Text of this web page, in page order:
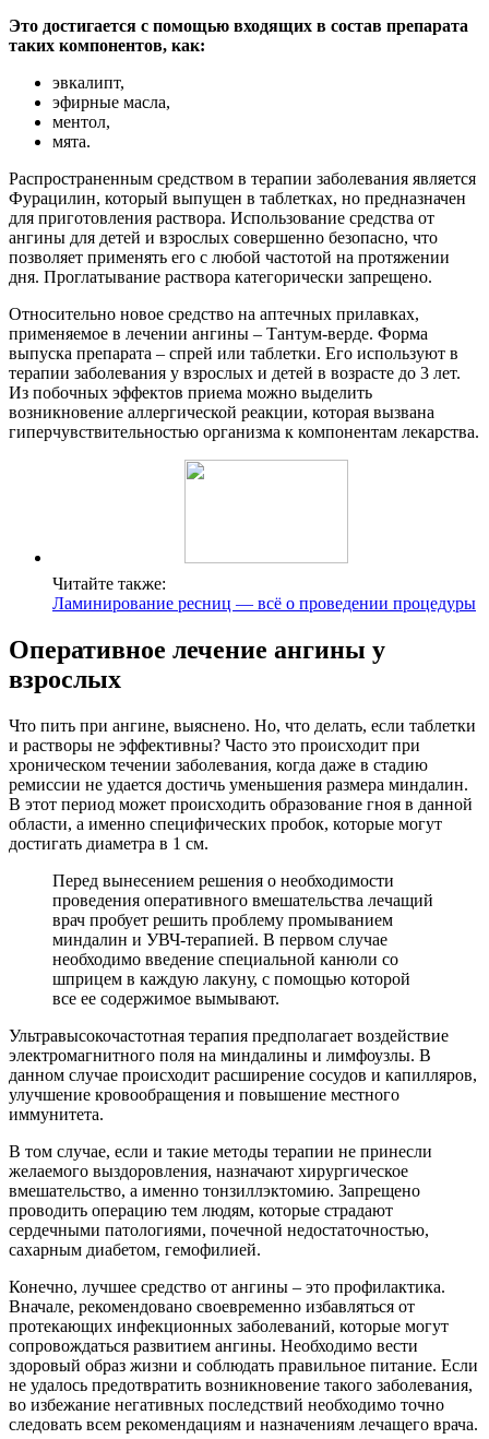
Это достигается с помощью входящих в состав препарата
таких компонентов, как:
эвкалипт,
эфирные масла,
ментол,
мята.
Распространенным средством в терапии заболевания является
Фурацилин, который выпущен в таблетках, но предназначен
для приготовления раствора. Использование средства от
ангины для детей и взрослых совершенно безопасно, что
позволяет применять его с любой частотой на протяжении
дня. Проглатывание раствора категорически запрещено.
Относительно новое средство на аптечных прилавках,
применяемое в лечении ангины – Тантум-верде. Форма
выпуска препарата – спрей или таблетки. Его используют в
терапии заболевания у взрослых и детей в возрасте до 3 лет.
Из побочных эффектов приема можно выделить
возникновение аллергической реакции, которая вызвана
гиперчувствительностью организма к компонентам лекарства.
Читайте также:
Ламинирование ресниц — всё о проведении процедуры
Оперативное лечение ангины у
взрослых
Что пить при ангине, выяснено. Но, что делать, если таблетки
и растворы не эффективны? Часто это происходит при
хроническом течении заболевания, когда даже в стадию
ремиссии не удается достичь уменьшения размера миндалин.
В этот период может происходить образование гноя в данной
области, а именно специфических пробок, которые могут
достигать диаметра в 1 см.
Перед вынесением решения о необходимости
проведения оперативного вмешательства лечащий
врач пробует решить проблему промыванием
миндалин и УВЧ-терапией. В первом случае
необходимо введение специальной канюли со
шприцем в каждую лакуну, с помощью которой
все ее содержимое вымывают.
Ультравысокочастотная терапия предполагает воздействие
электромагнитного поля на миндалины и лимфоузлы. В
данном случае происходит расширение сосудов и капилляров,
улучшение кровообращения и повышение местного
иммунитета.
В том случае, если и такие методы терапии не принесли
желаемого выздоровления, назначают хирургическое
вмешательство, а именно тонзиллэктомию. Запрещено
проводить операцию тем людям, которые страдают
сердечными патологиями, почечной недостаточностью,
сахарным диабетом, гемофилией.
Конечно, лучшее средство от ангины – это профилактика.
Вначале, рекомендовано своевременно избавляться от
протекающих инфекционных заболеваний, которые могут
сопровождаться развитием ангины. Необходимо вести
здоровый образ жизни и соблюдать правильное питание. Если
не удалось предотвратить возникновение такого заболевания,
во избежание негативных последствий необходимо точно
следовать всем рекомендациям и назначениям лечащего врача.